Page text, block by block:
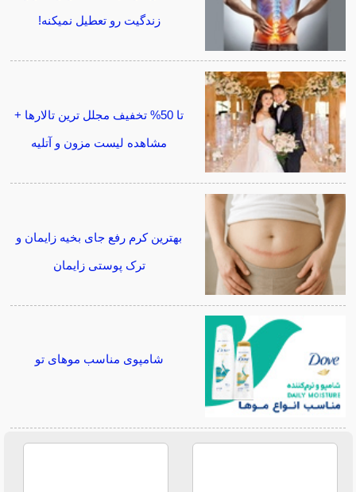
زندگیت رو تعطیل نمیکنه!
تا 50% تخفیف مجلل ترین تالارها +
مشاهده لیست مزون و آتلیه
بهترین کرم رفع جای بخیه زایمان و
ترک پوستی زایمان
شامپوی مناسب موهای تو